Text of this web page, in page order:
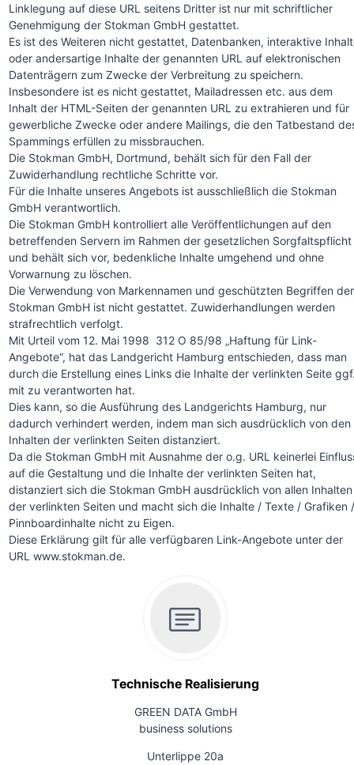
Linklegung auf diese URL seitens Dritter ist nur mit schriftlicher
Genehmigung der Stokman GmbH gestattet.
Es ist des Weiteren nicht gestattet, Datenbanken, interaktive
oder andersartige Inhalte der genannten URL auf elektronischen
Datenträgern zum Zwecke der Verbreitung zu speichern.
Insbesondere ist es nicht gestattet, Mailadressen etc. aus dem
Inhalt der HTML-Seiten der genannten URL zu extrahieren und für
gewerbliche Zwecke oder andere Mailings, die den Tatbestand
Spammings erfüllen zu missbrauchen.
Die Stokman GmbH, Dortmund, behält sich für den Fall der
Zuwiderhandlung rechtliche Schritte vor.
Für die Inhalte unseres Angebots ist ausschließlich die Stokman
GmbH verantwortlich.
Die Stokman GmbH kontrolliert alle Veröffentlichungen auf den
betreffenden Servern im Rahmen der gesetzlichen Sorgfaltspflicht
und behält sich vor, bedenkliche Inhalte umgehend und ohne
Vorwarnung zu löschen.
Die Verwendung von Markennamen und geschützten Begriffen der
Stokman GmbH ist nicht gestattet. Zuwiderhandlungen werden
strafrechtlich verfolgt.
Mit Urteil vom 12. Mai 1998 ­ 312 O 85/98 „Haftung für Link-
Angebote“, hat das Landgericht Hamburg entschieden, dass man
durch die Erstellung eines Links die Inhalte der verlinkten Seite
mit zu verantworten hat.
Dies kann, so die Ausführung des Landgerichts Hamburg, nur
dadurch verhindert werden, indem man sich ausdrücklich von den
Inhalten der verlinkten Seiten distanziert.
Da die Stokman GmbH mit Ausnahme der o.g. URL keinerlei
auf die Gestaltung und die Inhalte der verlinkten Seiten hat,
distanziert sich die Stokman GmbH ausdrücklich von allen Inhalten
der verlinkten Seiten und macht sich die Inhalte / Texte / Grafiken /
Pinnboardinhalte nicht zu Eigen.
Diese Erklärung gilt für alle verfügbaren Link-Angebote unter der
URL www.stokman.de.
Technische Realisierung
GREEN DATA GmbH
business solutions
Unterlippe 20a